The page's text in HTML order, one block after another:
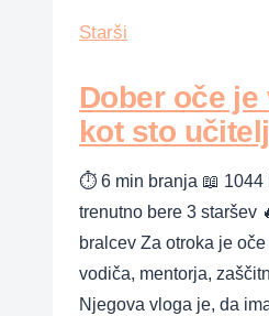
Starši
Dober oče
kot sto
⏱ 6 min branja 📖 1044
trenutno bere 3 staršev
bralcev Za otroka je
vodiča, mentorja,
Njegova vloga je, da